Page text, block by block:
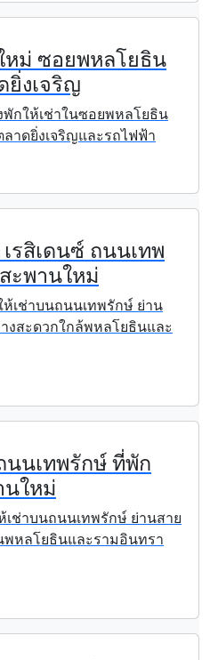
หม่ ซอยพหลโยธิน
ยิ่งเจริญ
กให้เช่าในซอยพหลโยธิน
าดยิ่งเจริญและรถไฟฟ้า
เรสิเดนซ์ ถนนเทพ
ะพานใหม่
ห้เช่าบนถนนเทพรักษ์ ย่าน
งสะดวกใกล้พหลโยธินและ
นนเทพรักษ์ ที่พัก
ใหม่
เช่าบนถนนเทพรักษ์ ย่านสาย
หลโยธินและรามอินทรา